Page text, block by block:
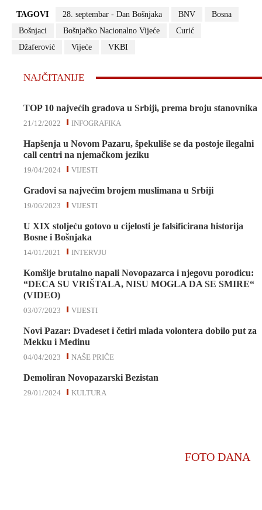
TAGOVI 28. septembar - Dan Bošnjaka BNV
Bosna
Bošnjaci
Bošnjačko Nacionalno Vijeće
Curić
Džaferović
Vijeće VKBI
NAJČITANIJE
TOP 10 najvećih gradova u Srbiji, prema broju stanovnika
INFOGRAFIKA
21/12/2022
Hapšenja u Novom Pazaru, špekuliše se da postoje ilegalni
call centri na njemačkom jeziku
VIJESTI
19/04/2024
Gradovi sa najvećim brojem muslimana u Srbiji
VIJESTI
19/06/2023
U XIX stoljeću gotovo u cijelosti je falsificirana historija
Bosne i Bošnjaka
INTERVJU
14/01/2021
Komšije brutalno napali Novopazarca i njegovu porodicu:
“DECA SU VRIŠTALA, NISU MOGLA DA SE SMIRE“
(VIDEO)
VIJESTI
03/07/2023
Novi Pazar: Dvadeset i četiri mlada volontera dobilo put za
Mekku i Medinu
NAŠE PRIČE
04/04/2023
Demoliran Novopazarski Bezistan
KULTURA
29/01/2024
FOTO DANA